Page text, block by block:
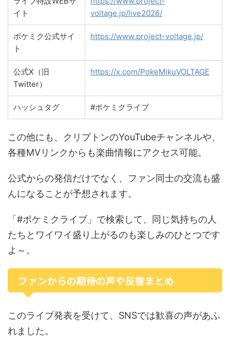
イト
voltage.jp/live2026/
ポケミク公式サイ
ト
https://www.project-voltage.jp/
公式X（旧
Twitter）
https://x.com/PokeMikuVOLTAGE
ハッシュタグ #ポケミクライブ
この他にも、クリプトンのYouTubeチャンネルや、
各種MVリンクからも楽曲情報にアクセス可能。
公式からの発信だけでなく、ファン同士の交流も盛
んになることが予想されます。
「#ポケミクライブ」で検索して、同じ気持ちの人
たちとワイワイ盛り上がるのも楽しみのひとつです
よ～。
ファンからの期待の声や反響まとめ
このライブ発表を受けて、SNSでは歓喜の声があふ
れました。